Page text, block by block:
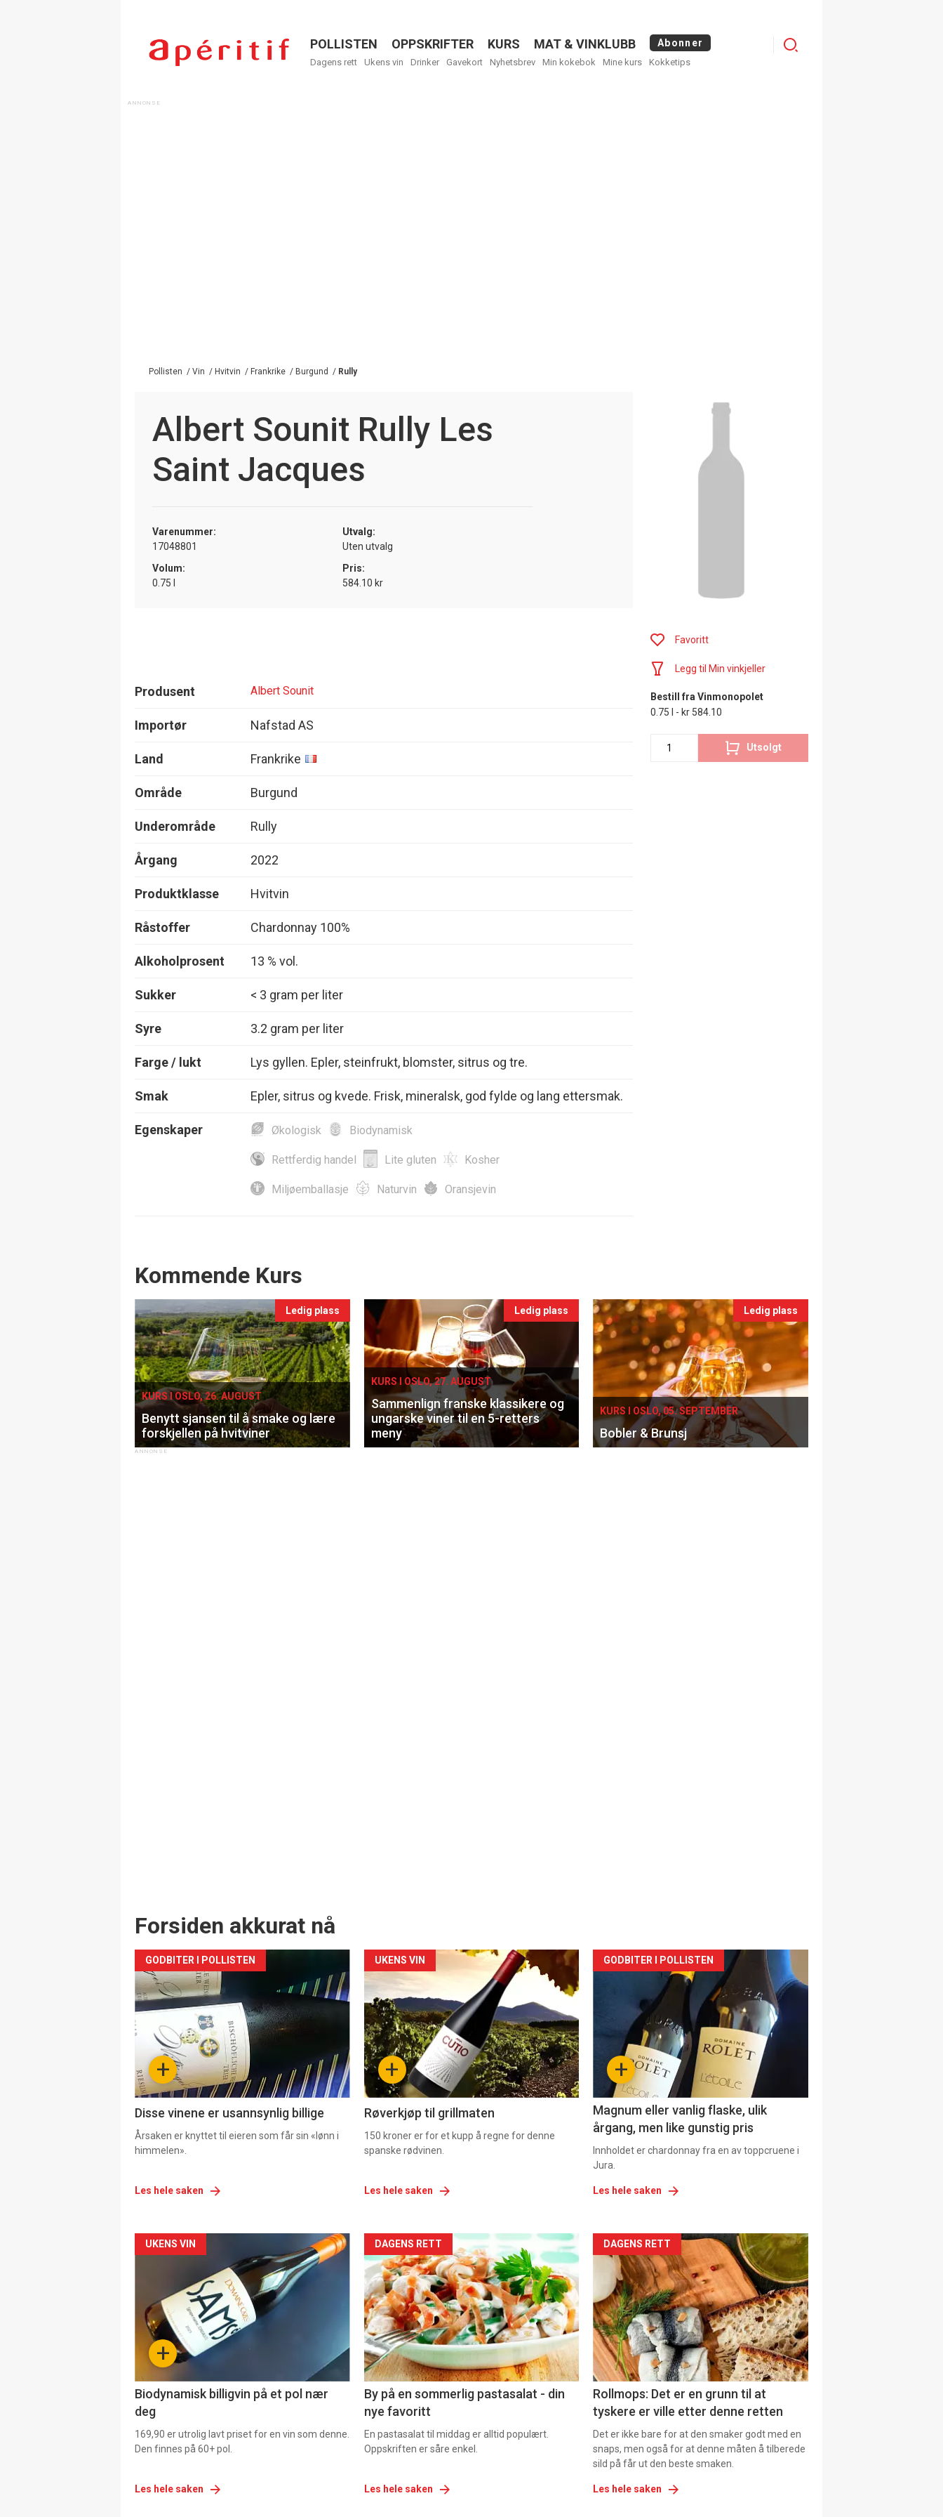
Menu
POLLISTEN OPPSKRIFTER KURS MAT & VINKLUBB Abonner
Dagens rett Ukens vin Drinker Gavekort Nyhetsbrev Min kokebok Mine kurs Kokketips
Menu
Pollisten / Vin / Hvitvin / Frankrike / Burgund / Rully
Albert Sounit Rully Les
Saint Jacques
Varenummer:
17048801
Utvalg:
Uten utvalg
Volum:
0.75 l
Pris:
584.10 kr
Produsent Albert Sounit
Importør Nafstad AS
Land Frankrike
Område Burgund
Underområde Rully
Årgang 2022
Produktklasse Hvitvin
Råstoffer Chardonnay 100%
Alkoholprosent 13 % vol.
Sukker < 3 gram per liter
Syre 3.2 gram per liter
Farge / lukt Lys gyllen. Epler, steinfrukt, blomster, sitrus og tre.
Smak Epler, sitrus og kvede. Frisk, mineralsk, god fylde og lang ettersmak.
Egenskaper Økologisk Biodynamisk
Rettferdig handel Lite gluten Kosher
Miljøemballasje Naturvin Oransjevin
Favoritt
Legg til Min vinkjeller
Bestill fra Vinmonopolet
0.75 l - kr 584.10
Utsolgt
Events
Kommende Kurs
Ledig plass
KURS I OSLO, 26. AUGUST
Benytt sjansen til å smake og lære
forskjellen på hvitviner
Ledig plass
KURS I OSLO, 27. AUGUST
Sammenlign franske klassikere og
ungarske viner til en 5-retters
meny
Ledig plass
KURS I OSLO, 05. SEPTEMBER
Bobler & Brunsj
Forsiden akkurat nå
+
GODBITER I POLLISTEN
Disse vinene er usannsynlig billige
Årsaken er knyttet til eieren som får sin «lønn i
himmelen».
Les hele saken
Forsiden
akkurat
nå
-
2 +
UKENS VIN
Røverkjøp til grillmaten
150 kroner er for et kupp å regne for denne
spanske rødvinen.
Les hele saken
Forsiden
akkurat
nå
+
GODBITER I POLLISTEN
Magnum eller vanlig flaske, ulik
årgang, men like gunstig pris
Innholdet er chardonnay fra en av toppcruene i
Jura.
Les hele saken
Forsiden
akkurat
nå
-
+
UKENS VIN
Biodynamisk billigvin på et pol nær
deg
169,90 er utrolig lavt priset for en vin som denne.
Den finnes på 60+ pol.
Les hele saken
Forsiden
akkurat
nå
-
5
DAGENS RETT
By på en sommerlig pastasalat - din
nye favoritt
En pastasalat til middag er alltid populært.
Oppskriften er såre enkel.
Les hele saken
Forsiden
akkurat
nå
-
6
DAGENS RETT
Rollmops: Det er en grunn til at
tyskere er ville etter denne retten
Det er ikke bare for at den smaker godt med en
snaps, men også for at denne måten å tilberede
sild på får ut den beste smaken.
Les hele saken